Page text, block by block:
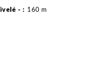
160 m